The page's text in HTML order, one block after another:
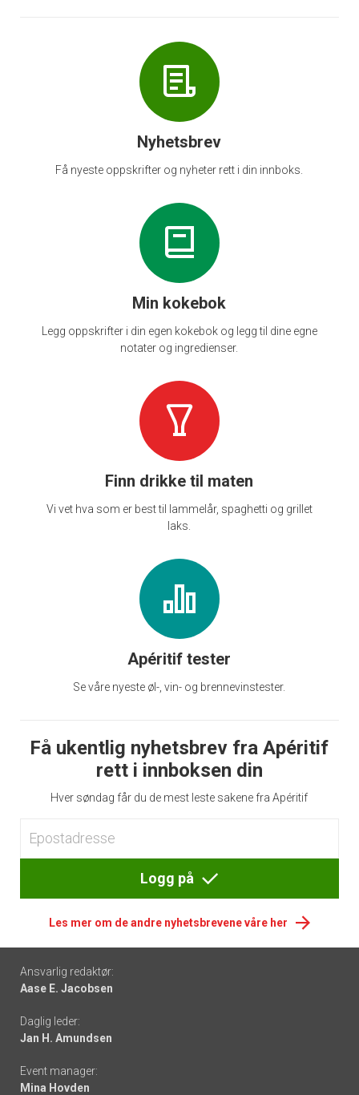
Nyhetsbrev
Få nyeste oppskrifter og nyheter rett i din innboks.
Min kokebok
Legg oppskrifter i din egen kokebok og legg til dine egne
notater og ingredienser.
Finn drikke til maten
Vi vet hva som er best til lammelår, spaghetti og grillet
laks.
Apéritif tester
Se våre nyeste øl-, vin- og brennevinstester.
Få ukentlig nyhetsbrev fra Apéritif
rett i innboksen din
Hver søndag får du de mest leste sakene fra Apéritif
Logg på
Les mer om de andre nyhetsbrevene våre her
Footer
-
links
Ansvarlig redaktør:
Aase E. Jacobsen
Daglig leder:
Jan H. Amundsen
Event manager:
Mina Hovden